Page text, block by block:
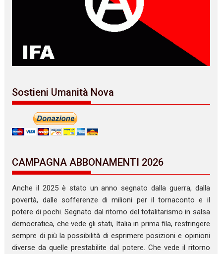
Sostieni Umanità Nova
CAMPAGNA ABBONAMENTI 2026
Anche il 2025 è stato un anno segnato dalla guerra, dalla
povertà, dalle sofferenze di milioni per il tornaconto e il
potere di pochi. Segnato dal ritorno del totalitarismo in salsa
democratica, che vede gli stati, Italia in prima fila, restringere
sempre di più la possibilità di esprimere posizioni e opinioni
diverse da quelle prestabilite dal potere. Che vede il ritorno